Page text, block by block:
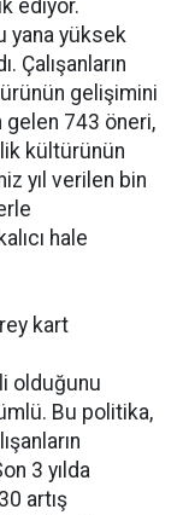
ediyor.
yana yüksek
Çalışanların
gelişimini
gelen 743 öneri,
kültürünün
yıl verilen bin
hale
kart
olduğunu
Bu politika,
3 yılda
artış